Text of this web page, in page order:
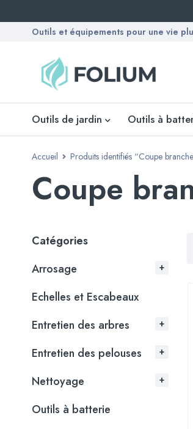
Outils et équipements pour une vie
Outils de jardin Outils à
Accueil Produits identifiés “Coupe
Coupe
Catégories
Arrosage
Echelles et Escabeaux
Entretien des arbres
Entretien des pelouses
Nettoyage
Outils à batterie